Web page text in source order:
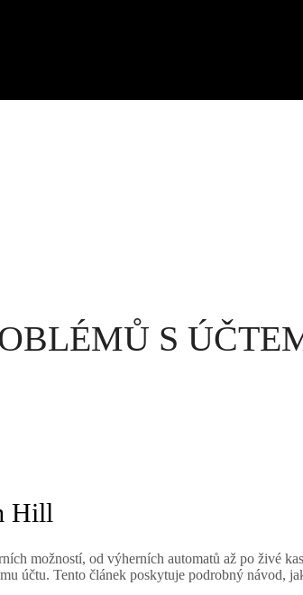
S
Hill
možností, od výherních automatů až po živé
účtu. Tento článek poskytuje podrobný návod,